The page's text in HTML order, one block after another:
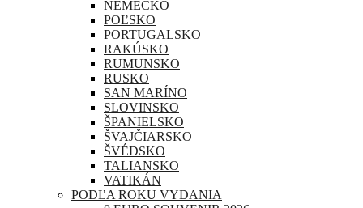
NEMECKO
POĽSKO
PORTUGALSKO
RAKÚSKO
RUMUNSKO
RUSKO
SAN MARÍNO
SLOVINSKO
ŠPANIELSKO
ŠVAJČIARSKO
ŠVÉDSKO
TALIANSKO
VATIKÁN
PODĽA ROKU VYDANIA